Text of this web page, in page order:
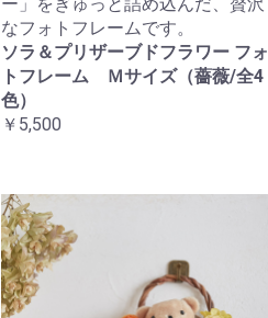
なフォトフレームです。
ソラ＆プリザーブドフラワー フォ
トフレーム Ｍサイズ（薔薇/全4
色）
￥5,500